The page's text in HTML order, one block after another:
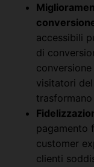
accessibili
di
visitatori
pagamento
customer
clienti